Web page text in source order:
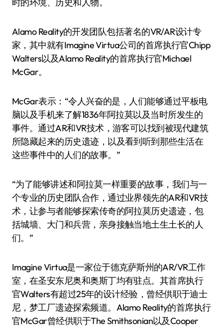
Alamo Reality的开发团队包括著名的VR/AR设计专
家，其中就有Imagine Virtua公司的首席执行官Chipp
Walters以及Alamo Reality的首席执行官Michael
McGar。
McGar表示：“令人兴奋的是，人们能够通过平板电
脑以及手机来了解1836年阿拉莫以及当时所发生的
事件。通过AR和VR技术，游客可以找到被现代建筑
所隐藏起来的历史遗迹，以及看到听到那些生活在
这些事件中的人们的故事。”
“为了能够讲述和阿拉莫一样重要的故事，我们与一
个专业的历史团队合作，通过业界领先的AR和VR技
术，让参与者能够探索传奇的阿拉莫历史遗迹，包
括城墙、大门和兵营，亲身接触当地土生土长的人
们。”
Imagine Virtua是一家位于德克萨斯州的AR/VR工作
室，在圣安东尼奥和奥斯丁均有驻点。其首席执行
官Walters有超过25年的设计经验，曾经供职于迪士
尼，梦工厂遗迹探索频道。Alamo Reality的首席执行
官McGar曾经供职于The Smithsonian以及Cooper